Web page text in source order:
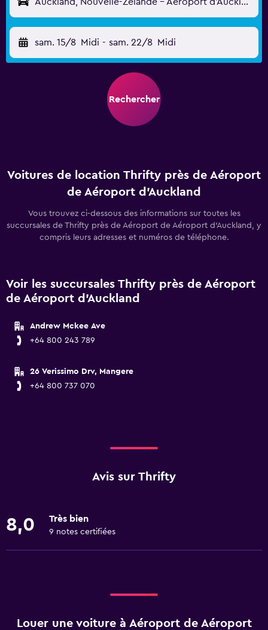
sam. 15/8 Midi - sam. 22/8 Midi
Rechercher
Voitures de location Thrifty près de Aéroport
de Aéroport d'Auckland
Vous trouvez ci-dessous des informations sur toutes les
succursales de Thrifty près de Aéroport de Aéroport d'Auckland, y
compris leurs adresses et numéros de téléphone.
Voir les succursales Thrifty près de Aéroport
de Aéroport d'Auckland
Andrew Mckee Ave
+64 800 243 789
26 Verissimo Drv, Mangere
+64 800 737 070
Avis sur Thrifty
8,0 Très bien
9 notes certifiées
Louer une voiture à Aéroport de Aéroport